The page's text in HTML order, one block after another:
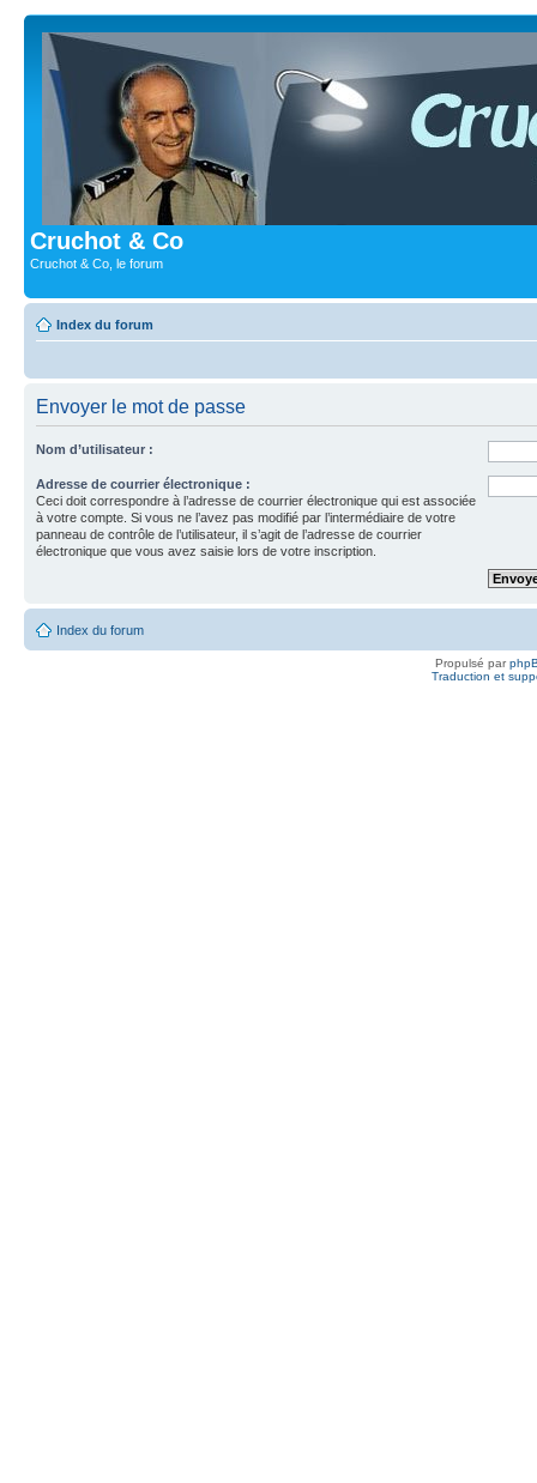
Cruchot & Co
Cruchot & Co, le forum
Index du forum
Envoyer le mot de passe
Nom d’utilisateur :
Adresse de courrier électronique :
Ceci doit correspondre à l’adresse de courrier électronique qui est associée
à votre compte. Si vous ne l’avez pas modifié par l’intermédiaire de votre
panneau de contrôle de l’utilisateur, il s’agit de l’adresse de courrier
électronique que vous avez saisie lors de votre inscription.
Index du forum
Propulsé par
Traduction et